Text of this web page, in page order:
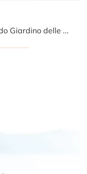
tavolini da giardino e set di Arredo Giardino delle migliori marche: scopri di più sul modello Grand Plie di Driade, clicca subito!